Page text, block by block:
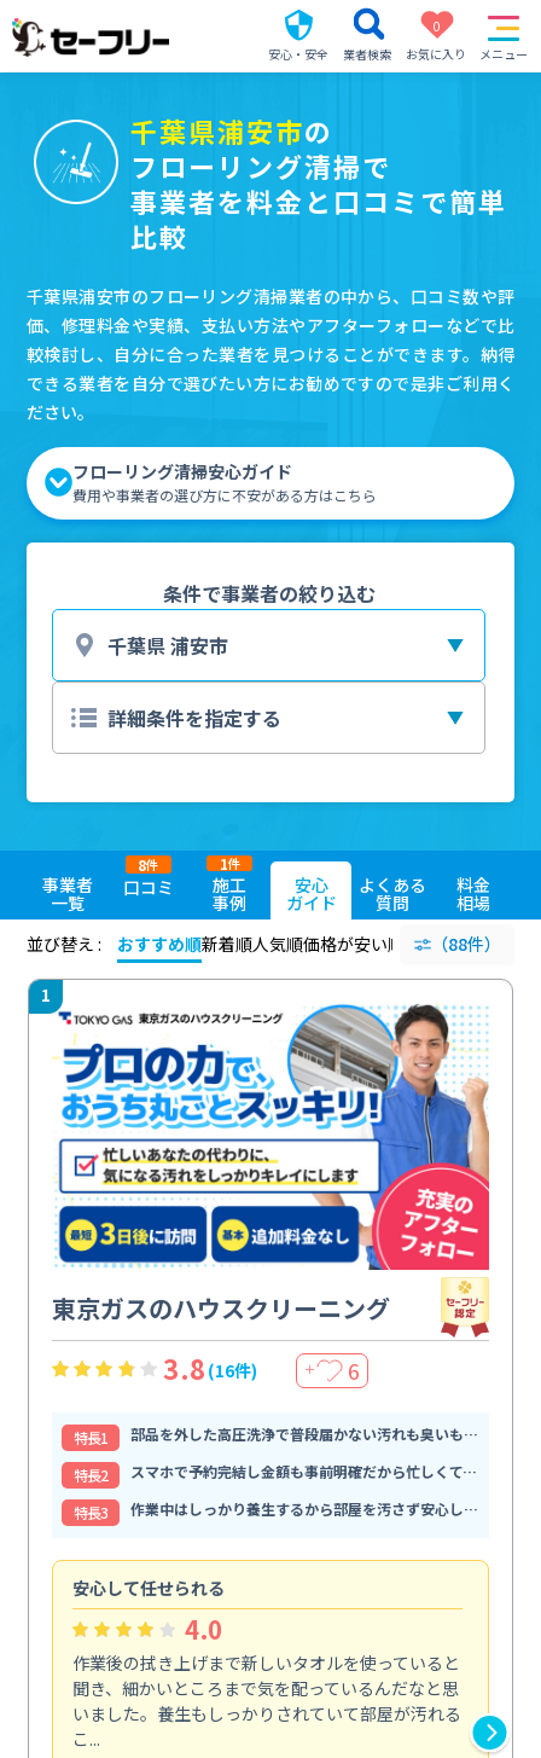
安心・安全 業者検索
0
お気に入り
メニュー
千葉県浦安市の
フローリング清掃で
事業者を料金と口コミで簡単
比較
千葉県浦安市のフローリング清掃業者の中から、口コミ数や評
価、修理料金や実績、支払い方法やアフターフォローなどで比
較検討し、自分に合った業者を見つけることができます。納得
できる業者を自分で選びたい方にお勧めですので是非ご利用く
ださい。
フローリング清掃安心ガイド
費用や事業者の選び方に不安がある方はこちら
条件で事業者の絞り込む
事業者
一覧
口コミ
8件
施工
事例
1件
安心
ガイド
よくある
質問
料金
相場
並び替え :
おすすめ順新着順人気順価格が安い順 評価が高い順
（88件）
1
東京ガスのハウスクリーニング
3.8 (16件) ＋ 6
特⻑1
部品を外した高圧洗浄で普段届かない汚れも臭いもすっきり解消
特⻑2
スマホで予約完結し金額も事前明確だから忙しくても頼みやすい
特⻑3
作業中はしっかり養生するから部屋を汚さず安心して任せられる
安心して任せられる
4.0
作業後の拭き上げまで新しいタオルを使っていると
聞き、細かいところまで気を配っているんだなと思
いました。養生もしっかりされていて部屋が汚れる
こ...